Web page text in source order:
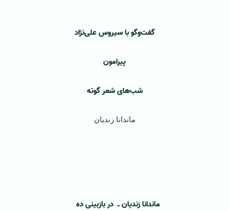
گفت‌و‌گو با سیروس علی‌نژاد
پیرامون
شب‌های شعر گوته
ماندانا زندیان
ماندانا زندیان ـ در بازبینی ده